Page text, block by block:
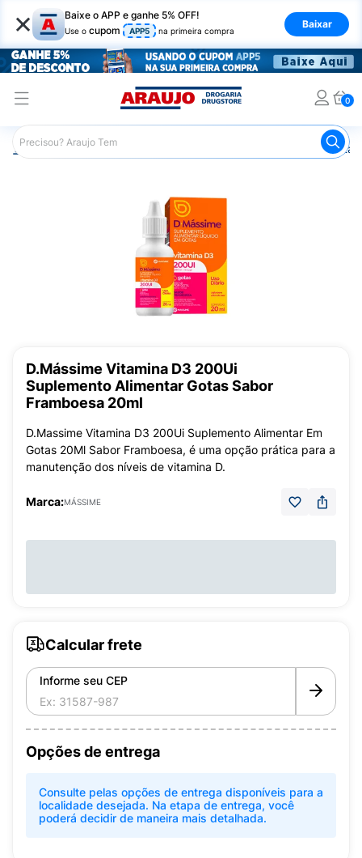
× Baixe o APP e ganhe 5% OFF!
Use o cupom APP5 na primeira compra
Baixar
0
Araujo Saúde e Bem Estar
D.Mássime Vitamina D3 200Ui
Suplemento Alimentar Gotas Sabor
Framboesa 20ml
D.Massime Vitamina D3 200Ui Suplemento Alimentar Em
Gotas 20Ml Sabor Framboesa, é uma opção prática para a
manutenção dos níveis de vitamina D.
Marca:MÁSSIME
Calcular frete
Informe seu CEP
Opções de entrega
Consulte pelas opções de entrega disponíveis para a
localidade desejada. Na etapa de entrega, você
poderá decidir de maneira mais detalhada.